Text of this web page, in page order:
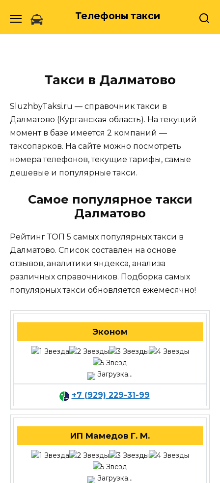
Телефоны такси
Такси в Далматово
SluzhbyTaksi.ru — справочник такси в
Далматово (Курганская область). На текущий
момент в базе имеется 2 компаний —
таксопарков. На сайте можно посмотреть
номера телефонов, текущие тарифы, самые
дешевые и популярные такси.
Самое популярное такси
Далматово
Рейтинг ТОП 5 самых популярных такси в
Далматово. Список составлен на основе
отзывов, аналитики яндекса, анализа
различных справочников. Подборка самых
популярных такси обновляется ежемесячно!
Эконом
Загрузка...
+7 (929) 229-31-99
ИП Мамедов Г. М.
Загрузка...